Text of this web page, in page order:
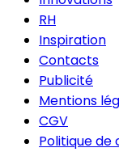
RH
Inspiration
Contacts
Publicité
Mentions
CGV
Politique